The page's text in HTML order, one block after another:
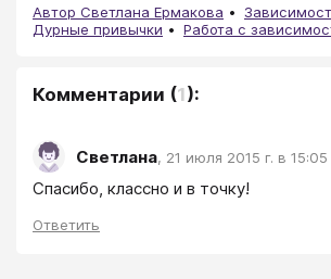
Автор Светлана Ермакова
Дурные привычки
Работа с
Комментарии (1):
Светлана, 21 июля 2015 г. в 15:05
Спасибо, классно и в точку!
Ответить